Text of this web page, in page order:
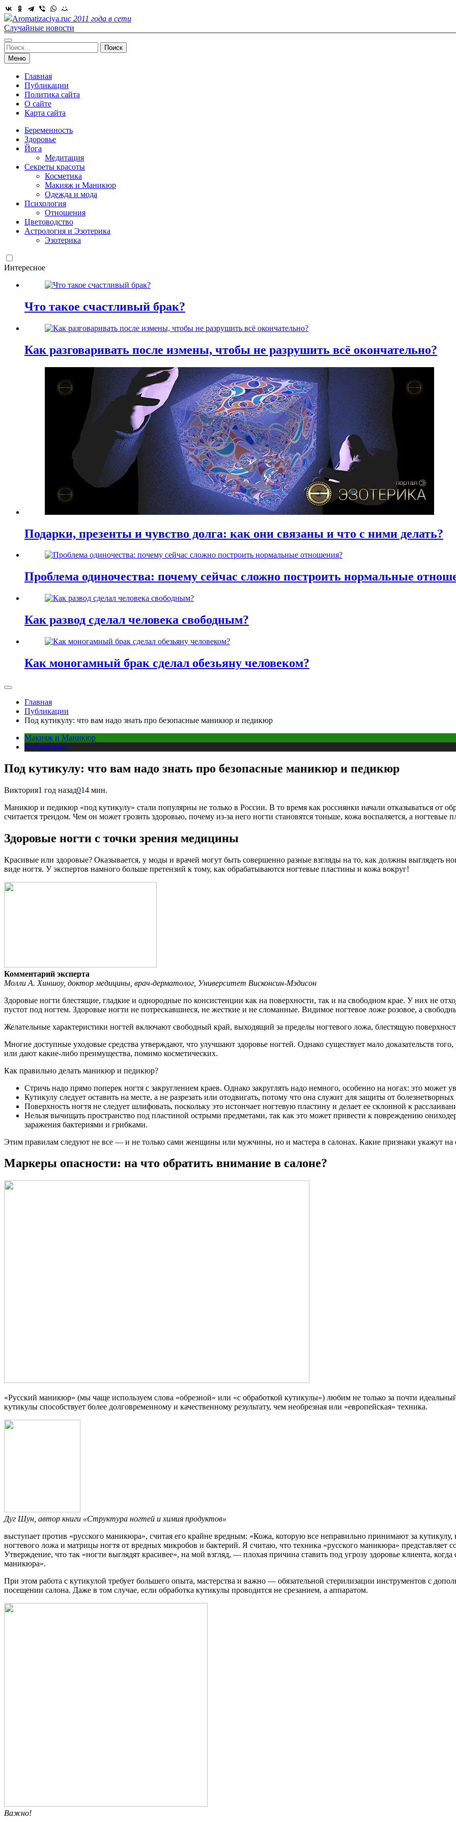
Skip
to
content
Aromatizaciya.ruс 2011 года в сети
Случайные новости
Найти:
Меню
Главная
Публикации
Политика сайта
О сайте
Карта сайта
Беременность
Здоровье
Йога
Медитация
Секреты красоты
Косметика
Макияж и Маникюр
Одежда и мода
Психология
Отношения
Цветоводство
Астрология и Эзотерика
Эзотерика
Интересное
Что такое счастливый брак?
Как разговаривать после измены, чтобы не разрушить всё окончательно?
Подарки, презенты и чувство долга: как они связаны и что с ними делать?
Проблема одиночества: почему сейчас сложно построить нормальные
Как развод сделал человека свободным?
Как моногамный брак сделал обезьяну человеком?
Главная
Публикации
Под кутикулу: что вам надо знать про безопасные маникюр и педикюр
Макияж и Маникюр
Публикации
Под кутикулу: что вам надо знать про безопасные маникюр и педикюр
Виктория1 год назад014 мин.
Маникюр и педикюр «под кутикулу» стали популярны не только в России. В то время как россиянки начали отказываться от
считается трендом. Чем он может грозить здоровью, почему из-за него ногти становятся тоньше, кожа воспаляется, а
Здоровые ногти с точки зрения медицины
Красивые или здоровые? Оказывается, у моды и врачей могут быть совершенно разные взгляды на то, как должны выглядеть
виде ногтя. У экспертов намного больше претензий к тому, как обрабатываются ногтевые пластины и кожа вокруг!
Комментарий эксперта
Молли А. Хиншоу, доктор медицины, врач-дерматолог, Университет Висконсин-Мэдисон
Здоровые ногти блестящие, гладкие и однородные по консистенции как на поверхности, так и на свободном крае. У них не
пустот под ногтем. Здоровые ногти не потрескавшиеся, не жесткие и не сломанные. Видимое ногтевое ложе розовое, а
Желательные характеристики ногтей включают свободный край, выходящий за пределы ногтевого ложа, блестящую
Многие доступные уходовые средства утверждают, что улучшают здоровье ногтей. Однако существует мало доказательств
или дают какие-либо преимущества, помимо косметических.
Как правильно делать маникюр и педикюр?
Стричь надо прямо поперек ногтя с закруглением краев. Однако закруглять надо немного, особенно на ногах: это может
Кутикулу следует оставить на месте, а не разрезать или отодвигать, потому что она служит для защиты от
Поверхность ногтя не следует шлифовать, поскольку это истончает ногтевую пластину и делает ее склонной к
Нельзя вычищать пространство под пластиной острыми предметами, так как это может привести к повреждению
заражения бактериями и грибками.
Этим правилам следуют не все — и не только сами женщины или мужчины, но и мастера в салонах. Какие признаки укажут на
Маркеры опасности: на что обратить внимание в салоне?
«Русский маникюр» (мы чаще используем слова «обрезной» или «с обработкой кутикулы») любим не только за почти
кутикулы способствует более долговременному и качественному результату, чем необрезная или «европейская» техника.
Дуг Шун, автор книги «Структура ногтей и химия продуктов»
выступает против «русского маникюра», считая его крайне вредным: «Кожа, которую все неправильно принимают за
ногтевого ложа и матрицы ногтя от вредных микробов и бактерий. Я считаю, что техника «русского маникюра» представляет
Утверждение, что так «ногти выглядят красивее», на мой взгляд, — плохая причина ставить под угрозу здоровье клиента,
маникюра».
При этом работа с кутикулой требует большего опыта, мастерства и важно — обязательной стерилизации инструментов с
посещении салона. Даже в том случае, если обработка кутикулы проводится не срезанием, а аппаратом.
Важно!